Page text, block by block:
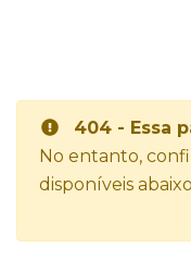
404 - Essa
No entanto,
disponíveis